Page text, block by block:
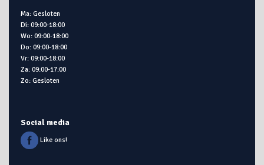
Ma: Gesloten
Di: 09:00-18:00
Wo: 09:00-18:00
Do: 09:00-18:00
Vr: 09:00-18:00
Za: 09:00-17:00
Zo: Gesloten
Social media
Like ons!